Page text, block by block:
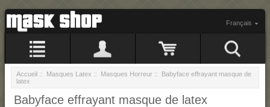
Français
Accueil :: Masques Latex :: Masques Horreur :: Babyface effrayant masque de
latex
Babyface effrayant masque de latex